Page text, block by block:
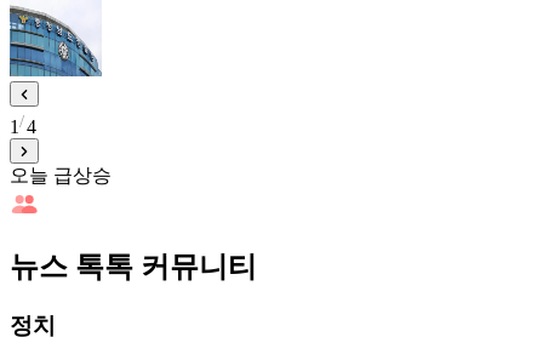
1 4
오늘 급상승
뉴스 톡톡 커뮤니티
정치